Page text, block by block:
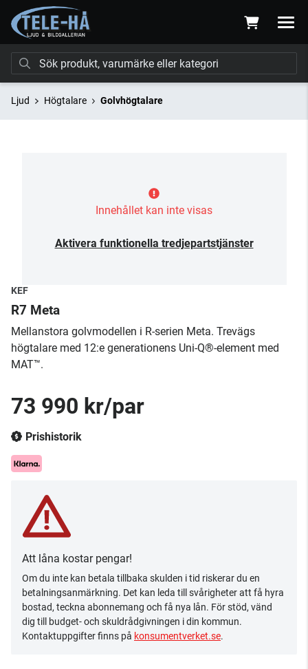
Ljud Högtalare Golvhögtalare
Innehållet kan inte visas
Aktivera funktionella tredjepartstjänster
KEF
R7 Meta
Mellanstora golvmodellen i R-serien Meta. Trevägs
högtalare med 12:e generationens Uni-Q®-element med
MAT™.
73 990 kr/par
Prishistorik
Att låna kostar pengar!
Om du inte kan betala tillbaka skulden i tid riskerar du en
betalningsanmärkning. Det kan leda till svårigheter att få hyra
bostad, teckna abonnemang och få nya lån. För stöd, vänd
dig till budget- och skuldrådgivningen i din kommun.
Kontaktuppgifter finns på konsumentverket.se.